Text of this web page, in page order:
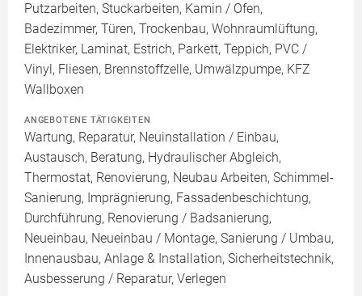
Putzarbeiten, Stuckarbeiten, Kamin / Ofen,
Badezimmer, Türen, Trockenbau, Wohnraumlüftung,
Elektriker, Laminat, Estrich, Parkett, Teppich, PVC /
Vinyl, Fliesen, Brennstoffzelle, Umwälzpumpe, KFZ
Wallboxen
ANGEBOTENE TÄTIGKEITEN
Wartung, Reparatur, Neuinstallation / Einbau,
Austausch, Beratung, Hydraulischer Abgleich,
Thermostat, Renovierung, Neubau Arbeiten, Schimmel-
Sanierung, Imprägnierung, Fassadenbeschichtung,
Durchführung, Renovierung / Badsanierung,
Neueinbau, Neueinbau / Montage, Sanierung / Umbau,
Innenausbau, Anlage & Installation, Sicherheitstechnik,
Ausbesserung / Reparatur, Verlegen